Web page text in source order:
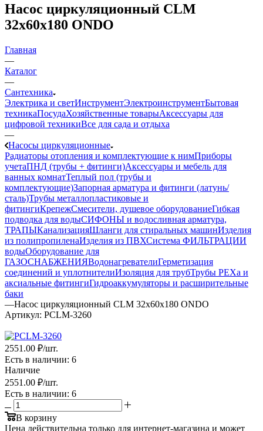
Насос циркуляционный CLM
32x60x180 ONDO
Главная
—
Каталог
—
Сантехника
Электрика и светИнструментЭлектроинструментБытовая
техникаПосудаХозяйственные товарыАксессуары для
цифровой техникиВсе для сада и отдыха
—
Насосы циркуляционные
Радиаторы отопления и комплектующие к нимПриборы
учетаПНД (трубы + фитинги)Аксессуары и мебель для
ванных комнатТеплый пол (трубы и
комплектующие)Запорная арматура и фитинги (латунь/
сталь)Трубы металлопластиковые и
фитингиКрепежСмесители, душевое оборудованиеГибкая
подводка для водыСИФОНЫ и водосливная арматура,
ТРАПЫКанализацияШланги для стиральных машинИзделия
из полипропиленаИзделия из ПВХСистема ФИЛЬТРАЦИИ
водыОборудование для
ГАЗОСНАБЖЕНИЯВодонагревателиГерметизация
соединений и уплотнителиИзоляция для трубТрубы PEXa и
аксиальные фитингиГидроаккумуляторы и расширительные
баки
—Насос циркуляционный CLM 32x60x180 ONDO
Артикул: PCLM-3260
2551.00 ₽/шт.
Есть в наличии: 6
Наличие
2551.00 ₽/шт.
Есть в наличии: 6
В корзину
Цена действительна только для интернет-магазина и может